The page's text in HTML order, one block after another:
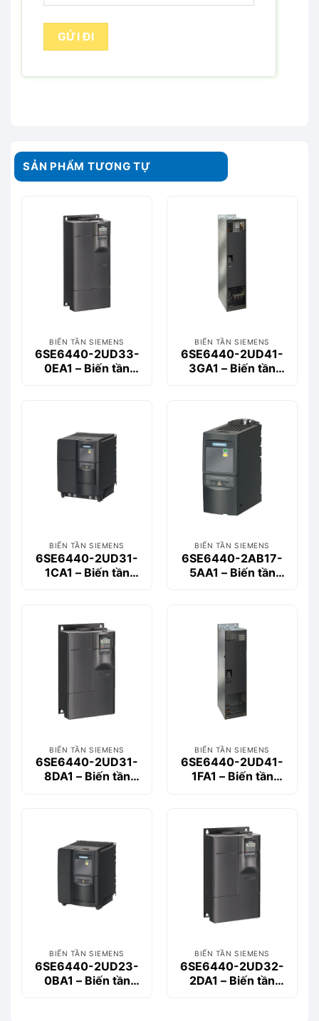
SẢN PHẨM TƯƠNG TỰ
BIẾN TẦN SIEMENS
6SE6440-2UD33-
0EA1 – Biến tần
BIẾN TẦN SIEMENS
6SE6440-2UD41-
3GA1 – Biến tần
BIẾN TẦN SIEMENS
6SE6440-2UD31-
1CA1 – Biến tần
BIẾN TẦN SIEMENS
6SE6440-2AB17-
5AA1 – Biến tần
BIẾN TẦN SIEMENS
6SE6440-2UD31-
8DA1 – Biến tần
BIẾN TẦN SIEMENS
6SE6440-2UD41-
1FA1 – Biến tần
BIẾN TẦN SIEMENS
6SE6440-2UD23-
0BA1 – Biến tần
BIẾN TẦN SIEMENS
6SE6440-2UD32-
2DA1 – Biến tần